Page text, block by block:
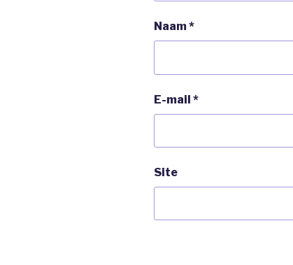
Naam*
E-mail *
Site